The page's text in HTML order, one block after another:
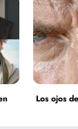
Los ojos